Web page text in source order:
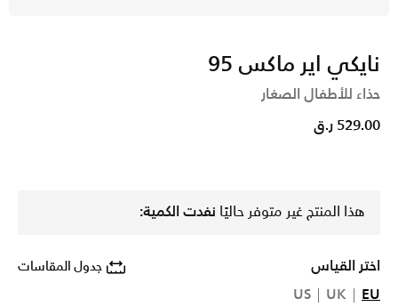
نايكي اير ماكس 95
حذاء للأطفال الصغار
529.00 ر.ق
هذا المنتج غير متوفر حاليًا نفدت الكمية:
اختر القياس جدول المقاسات
EU
UK
US